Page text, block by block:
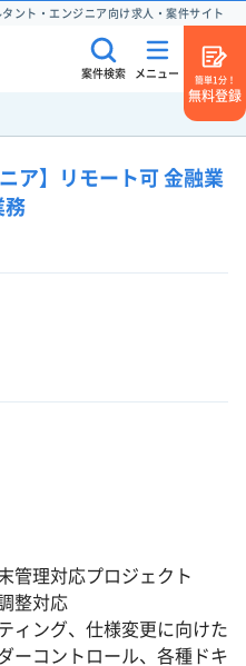
ント・エンジニア向け求人・案件サイト
案件検索 メニュー
簡単1分！
無料登録
ア】リモート可 金融業
務
管理対応プロジェクト
整対応
ィング、仕様変更に向けた
ーコントロール、各種ドキ